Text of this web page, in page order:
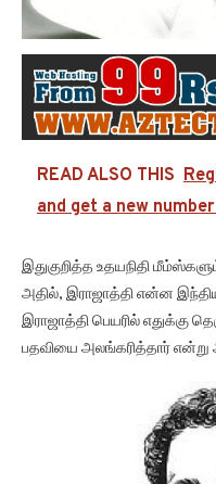
READ ALSO THIS
and get a new
இதுகுறித்த உதயநிதி
அதில், இராஜாத்தி என்ன இந்திய
இராஜாத்தி பெயரில் எதுக்கு
பதவியை அலங்கரித்தார்